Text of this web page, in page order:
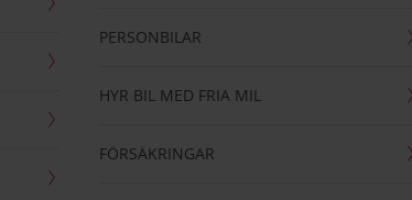
PERSONBILAR
HYR BIL MED FRIA MIL
FÖRSÄKRINGAR